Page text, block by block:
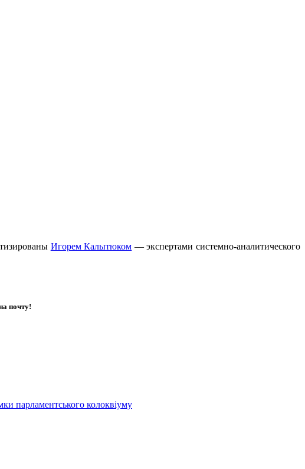
Игорем Калытюком — экспертами системно-аналитического
почту!
парламентського колоквіуму